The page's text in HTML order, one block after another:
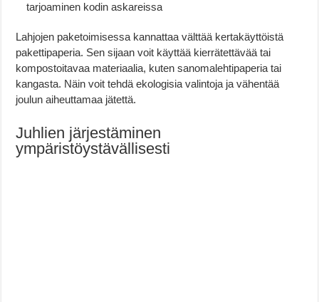
tarjoaminen kodin askareissa
Lahjojen paketoimisessa kannattaa välttää kertakäyttöistä
pakettipaperia. Sen sijaan voit käyttää kierrätettävää tai
kompostoitavaa materiaalia, kuten sanomalehtipaperia tai
kangasta. Näin voit tehdä ekologisia valintoja ja vähentää
joulun aiheuttamaa jätettä.
Juhlien järjestäminen
ympäristöystävällisesti